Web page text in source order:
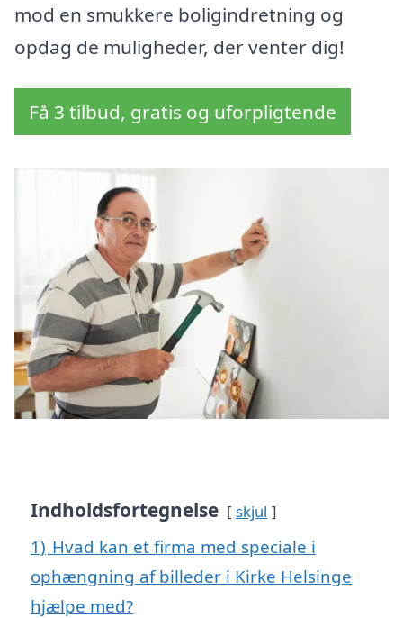
mod en smukkere boligindretning og
opdag de muligheder, der venter dig!
Få 3 tilbud, gratis og uforpligtende
Indholdsfortegnelse skjul
1) Hvad kan et firma med speciale i
ophængning af billeder i Kirke Helsinge
hjælpe med?